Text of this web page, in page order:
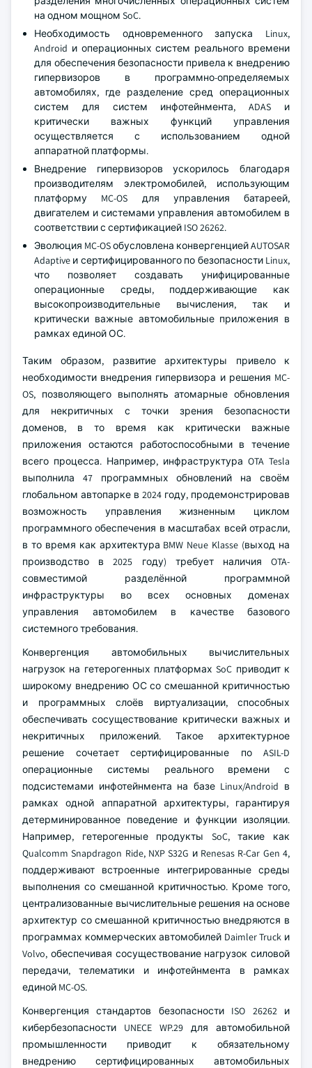
на одном мощном SoC.
Необходимость одновременного запуска Linux,
Android и операционных систем реального времени
для обеспечения безопасности привела к внедрению
гипервизоров в программно-определяемых
автомобилях, где разделение сред операционных
систем для систем инфотейнмента, ADAS и
критически важных функций управления
осуществляется с использованием одной
аппаратной платформы.
Внедрение гипервизоров ускорилось благодаря
производителям электромобилей, использующим
платформу MC-OS для управления батареей,
двигателем и системами управления автомобилем в
соответствии с сертификацией ISO 26262.
Эволюция MC-OS обусловлена конвергенцией AUTOSAR
Adaptive и сертифицированного по безопасности Linux,
что позволяет создавать унифицированные
операционные среды, поддерживающие как
высокопроизводительные вычисления, так и
критически важные автомобильные приложения в
рамках единой ОС.
Таким образом, развитие архитектуры привело к
необходимости внедрения гипервизора и решения MC-
OS, позволяющего выполнять атомарные обновления
для некритичных с точки зрения безопасности
доменов, в то время как критически важные
приложения остаются работоспособными в течение
всего процесса. Например, инфраструктура OTA Tesla
выполнила 47 программных обновлений на своём
глобальном автопарке в 2024 году, продемонстрировав
возможность управления жизненным циклом
программного обеспечения в масштабах всей отрасли,
в то время как архитектура BMW Neue Klasse (выход на
производство в 2025 году) требует наличия OTA-
совместимой разделённой программной
инфраструктуры во всех основных доменах
управления автомобилем в качестве базового
системного требования.
Конвергенция автомобильных вычислительных
нагрузок на гетерогенных платформах SoC приводит к
широкому внедрению ОС со смешанной критичностью
и программных слоёв виртуализации, способных
обеспечивать сосуществование критически важных и
некритичных приложений. Такое архитектурное
решение сочетает сертифицированные по ASIL-D
операционные системы реального времени с
подсистемами инфотейнмента на базе Linux/Android в
рамках одной аппаратной архитектуры, гарантируя
детерминированное поведение и функции изоляции.
Например, гетерогенные продукты SoC, такие как
Qualcomm Snapdragon Ride, NXP S32G и Renesas R-Car Gen 4,
поддерживают встроенные интегрированные среды
выполнения со смешанной критичностью. Кроме того,
централизованные вычислительные решения на основе
архитектур со смешанной критичностью внедряются в
программах коммерческих автомобилей Daimler Truck и
Volvo, обеспечивая сосуществование нагрузок силовой
передачи, телематики и инфотейнмента в рамках
единой MC-OS.
Конвергенция стандартов безопасности ISO 26262 и
кибербезопасности UNECE WP.29 для автомобильной
промышленности приводит к обязательному
внедрению сертифицированных автомобильных